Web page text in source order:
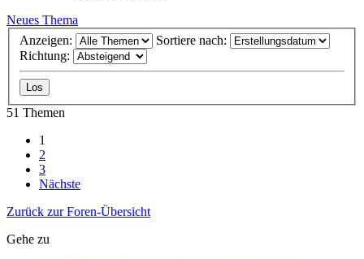
Neues Thema
Anzeigen:
Sortiere nach:
Richtung:
51 Themen
1
2
3
Nächste
Zurück zur Foren-Übersicht
Gehe zu